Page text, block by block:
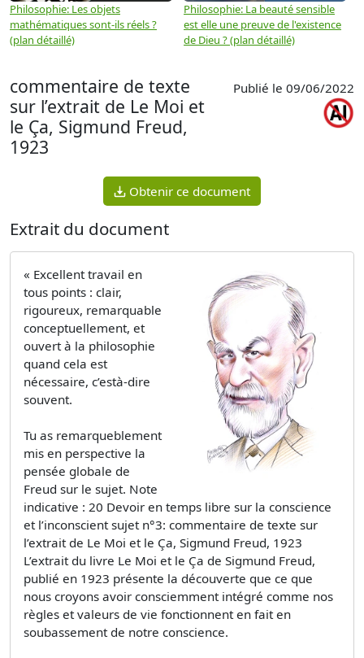
Philosophie: Les objets
mathématiques sont-ils réels ?
(plan détaillé)
Philosophie: La beauté sensible
est elle une preuve de l'existence
de Dieu ? (plan détaillé)
commentaire de texte
sur l’extrait de Le Moi et
le Ça, Sigmund Freud,
1923
Publié le 09/06/2022
Obtenir ce document
Extrait du document
« Excellent travail en
tous points : clair,
rigoureux, remarquable
conceptuellement, et
ouvert à la philosophie
quand cela est
nécessaire, c’està-dire
souvent.
Tu as remarqueblement
mis en perspective la
pensée globale de
Freud sur le sujet. Note
indicative : 20 Devoir en temps libre sur la conscience
et l’inconscient sujet n°3: commentaire de texte sur
l’extrait de Le Moi et le Ça, Sigmund Freud, 1923
L’extrait du livre Le Moi et le Ça de Sigmund Freud,
publié en 1923 présente la découverte que ce que
nous croyons avoir consciemment intégré comme nos
règles et valeurs de vie fonctionnent en fait en
soubassement de notre conscience.